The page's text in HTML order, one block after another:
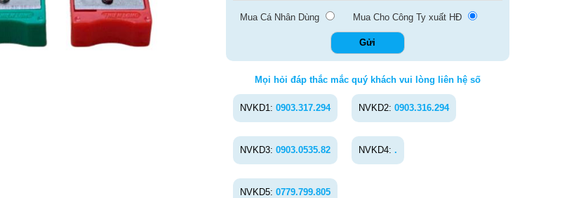
Mua Cá Nhân Dùng Mua Cho Công Ty xuất HĐ
Mọi hỏi đáp thắc mắc quý khách vui lòng liên hệ số
NVKD1: 0903.317.294 NVKD2: 0903.316.294
NVKD3: 0903.0535.82 NVKD4: .
NVKD5: 0779.799.805